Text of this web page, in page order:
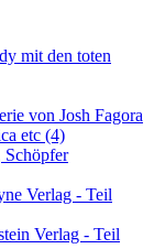
mit den toten
von Josh Fagora
etc (4)
Schöpfer
Verlag - Teil
Verlag - Teil